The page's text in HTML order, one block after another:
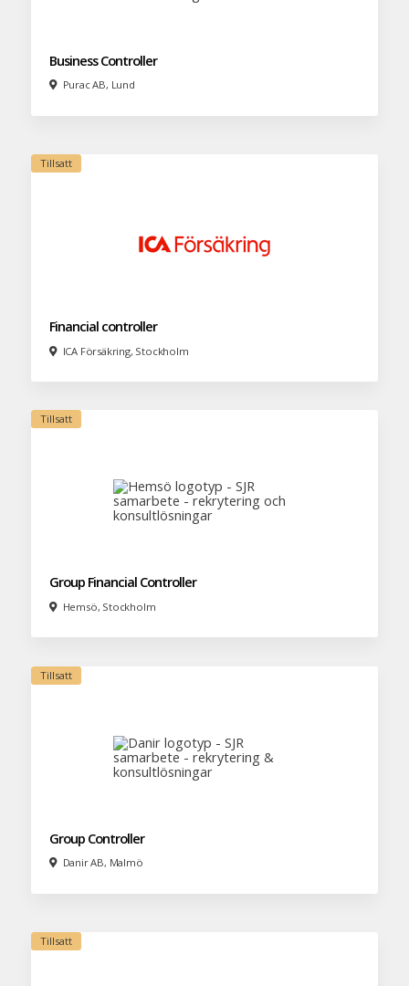
Business Controller
Purac AB, Lund
Financial controller
ICA Försäkring, Stockholm
Group Financial Controller
Hemsö, Stockholm
Group Controller
Danir AB, Malmö